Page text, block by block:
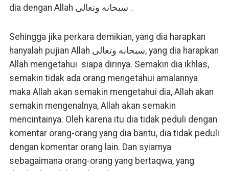
dia dengan Allah سبحانه وتعالى .
Sehingga jika perkara demikian, yang dia harapkan
hanyalah pujian Allah سبحانه وتعالى, yang dia harapkan
Allah mengetahui siapa dirinya. Semakin dia ikhlas,
semakin tidak ada orang mengetahui amalannya
maka Allah akan semakin mengetahui dia, Allah akan
semakin mengenalnya, Allah akan semakin
mencintainya. Oleh karena itu dia tidak peduli dengan
komentar orang-orang yang dia bantu, dia tidak peduli
dengan komentar orang lain. Dan syiarnya
sebagaimana orang-orang yang bertaqwa, yang